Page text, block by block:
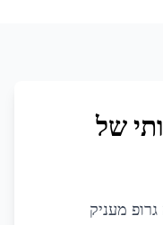
של
מעניק